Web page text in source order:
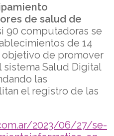
de salud de
90 computadoras se
de 14
de promover
Salud Digital
las
el registro de las
2023/06/27/se-